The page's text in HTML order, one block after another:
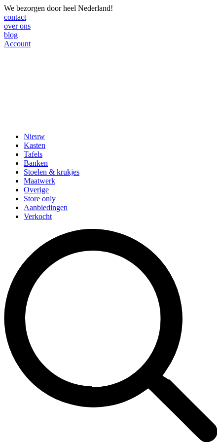
We bezorgen door heel Nederland!
contact
over ons
blog
Account
Nieuw
Kasten
Tafels
Banken
Stoelen & krukjes
Maatwerk
Overige
Store only
Aanbiedingen
Verkocht